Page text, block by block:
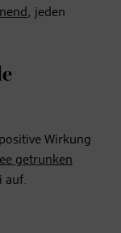
, jeden
Wirkung
getrunken
auf.